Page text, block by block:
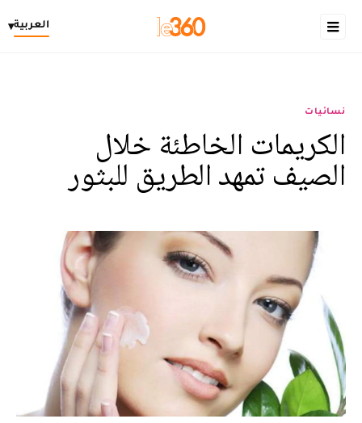
العربية▾
نسائيات
الكريمات الخاطئة خلال
الصيف تمهد الطريق للبثور